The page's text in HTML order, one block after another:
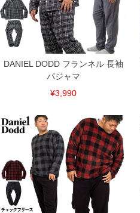
ITEM INTRODUCTION
DANIEL DODD フランネル 長袖
パジャマ
¥3,990